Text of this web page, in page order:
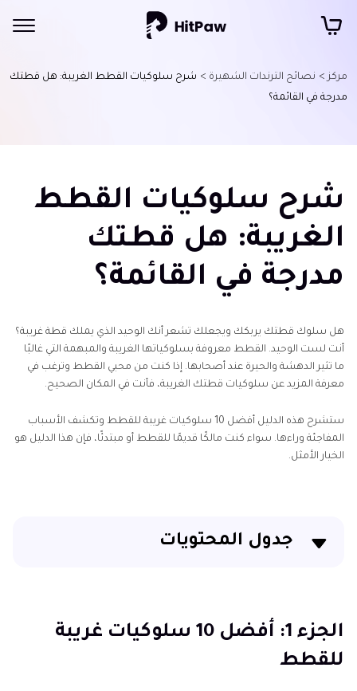
مركز > نصائح الترندات الشهيرة > شرح سلوكيات القطط الغريبة: هل قطتك
مدرجة في القائمة؟
شرح سلوكيات القطط
الغريبة: هل قطتك
مدرجة في القائمة؟
هل سلوك قطتك يربكك ويجعلك تشعر أنك الوحيد الذي يملك قطة غريبة؟
أنت لست الوحيد. القطط معروفة بسلوكياتها الغريبة والمبهمة التي غالبًا
ما تثير الدهشة والحيرة عند أصحابها. إذا كنت من محبي القطط وترغب في
معرفة المزيد عن سلوكيات قطتك الغريبة، فأنت في المكان الصحيح.
ستشرح هذه الدليل أفضل 10 سلوكيات غريبة للقطط وتكشف الأسباب
المفاجئة وراءها. سواء كنت مالكًا قديمًا للقطط أو مبتدئًا، فإن هذا الدليل هو
الخيار الأمثل.
جدول المحتويات
الجزء 2: العلم وراء الفوضى: الجذور التطورية والبيولوجية
الجزء 3: دليل البقاء للمالكين
الجزء 1: أفضل 10 سلوكيات غريبة
للقطط